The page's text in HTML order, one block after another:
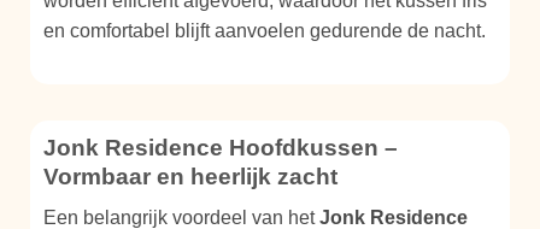
en comfortabel blijft aanvoelen gedurende de nacht.
Jonk Residence Hoofdkussen –
Vormbaar en heerlijk zacht
Een belangrijk voordeel van hetJonk Residence